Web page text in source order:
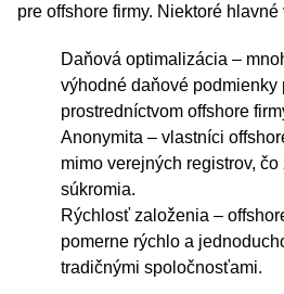
pre offshore firmy. Niektoré
Daňová optimalizácia –
výhodné daňové podmienky
prostredníctvom offshore
Anonymita – vlastníci
mimo verejných registrov,
súkromia.
Rýchlosť založenia –
pomerne rýchlo a
tradičnými spoločnosťami.